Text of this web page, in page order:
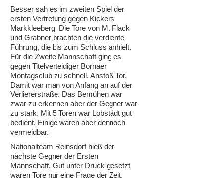
Besser sah es im zweiten Spiel der
ersten Vertretung gegen Kickers
Markkleeberg. Die Tore von M. Flack
und Grabner brachten die verdiente
Führung, die bis zum Schluss anhielt.
Für die Zweite Mannschaft ging es
gegen Titelverteidiger Bornaer
Montagsclub zu schnell. Anstoß Tor.
Damit war man von Anfang an auf der
Verliererstraße. Das Bemühen war
zwar zu erkennen aber der Gegner war
zu stark. Mit 5 Toren war Lobstädt gut
bedient. Einige waren aber dennoch
vermeidbar.
Nationalteam Reinsdorf hieß der
nächste Gegner der Ersten
Mannschaft. Gut unter Druck gesetzt
waren Tore nur eine Frage der Zeit.